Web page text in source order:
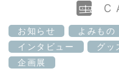
お知らせ よみもの
インタビュー
グッ
企画展